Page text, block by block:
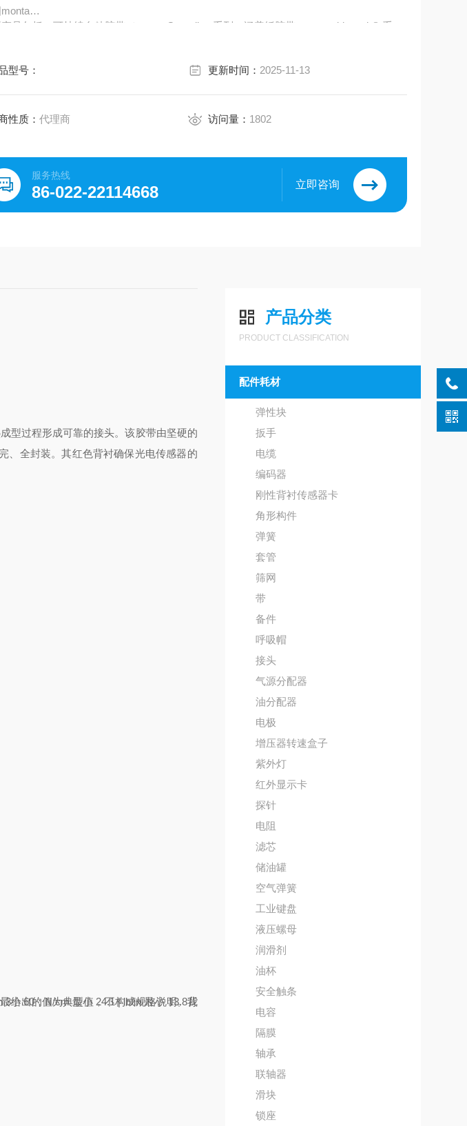
产品包括：可持续自粘胶带（monta Greenline 系列，涵盖纸胶带、monta biopack® 系
型号：
更新时间： 2025-11-13
性质：代理商 访问量： 1802
服务热线
86-022-22114668 立即咨询
产品分类
PRODUCT CLASSIFICATION
配件耗材
弹性块
扳手
电缆
编码器
刚性背衬传感器卡
角形构件
弹簧
套管
筛网
带
备件
呼吸帽
接头
气源分配器
油分配器
电极
增压器转速盒子
紫外灯
红外显示卡
探针
电阻
滤芯
储油罐
空气弹簧
工业键盘
液压螺母
润滑剂
油杯
安全触条
电容
隔膜
轴承
联轴器
滑块
锁座
型过程形成可靠的接头。该胶带由坚硬的
、全封装。其红色背衬确保光电传感器的
小 60；N/cm 最小 24.1 | lb/in 最小 13.8
3